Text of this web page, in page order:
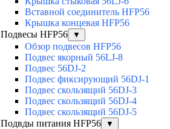
Вставной соединитель HFP56
Крышка концевая HFP56
Подвесы HFP56
▼
Обзор подвесов HFP56
Подвес якорный 56LJ-8
Подвес 56DJ-2
Подвес фиксирующий 56DJ-1
Подвес скользящий 56DJ-3
Подвес скользящий 56DJ-4
Подвес скользящий 56DJ-5
Подвды питания HFP56
▼